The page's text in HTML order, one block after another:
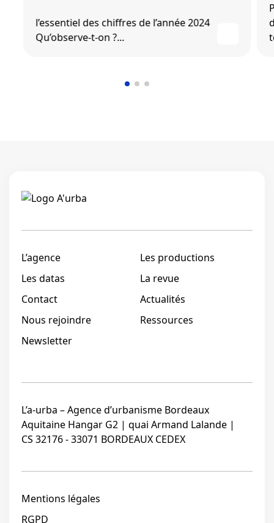
l’essentiel des chiffres de l’année 2024
Qu’observe-t-on ?...
L’agence
Les productions
Les datas
La revue
Contact
Actualités
Nous rejoindre
Ressources
Newsletter
L’a-urba – Agence d’urbanisme Bordeaux
Aquitaine Hangar G2 | quai Armand Lalande |
CS 32176 - 33071 BORDEAUX CEDEX
Mentions légales
RGPD